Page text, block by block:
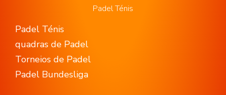
Padel Ténis
Padel Ténis
quadras de Padel
Torneios de Padel
Padel Bundesliga